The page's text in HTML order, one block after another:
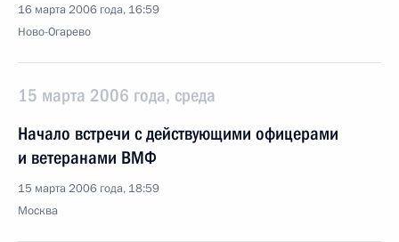
16 марта 2006 года, 16:59
Ново-Огарево
15 марта 2006 года, среда
Начало встречи с действующими офицерами
и ветеранами ВМФ
15 марта 2006 года, 18:59
Москва